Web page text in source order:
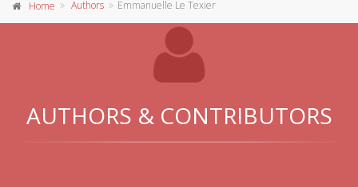
Home Authors Emmanuelle Le Texier
AUTHORS & CONTRIBUTORS